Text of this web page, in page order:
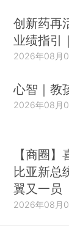
创新药再
业绩指引
2026年08月
心智｜教
2026年08月
【商圈
比亚新总
翼又一员
2026年08月